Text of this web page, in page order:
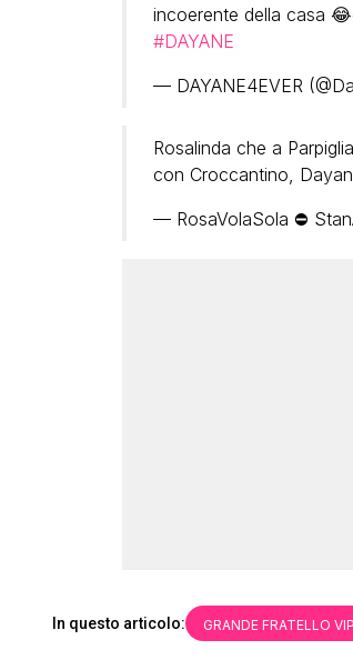
incoerente della casa
#DAYANE
— DAYANE4EVER
Rosalinda che a
con Croccantino,
— RosaVolaSola ⛔
In questo articolo: GRANDE FRATELLO VIP